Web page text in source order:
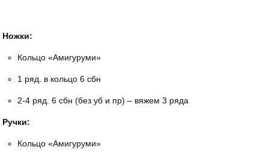
Ножки:
Кольцо «Амигуруми»
1 ряд. в кольцо 6 сбн
2-4 ряд. 6 сбн (без уб и пр) – вяжем 3 ряда
Ручки:
Кольцо «Амигуруми»